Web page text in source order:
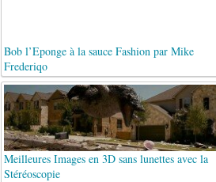
Bob l’Eponge à la sauce Fashion par Mike
Frederiqo
Meilleures Images en 3D sans lunettes avec la
Stéréoscopie